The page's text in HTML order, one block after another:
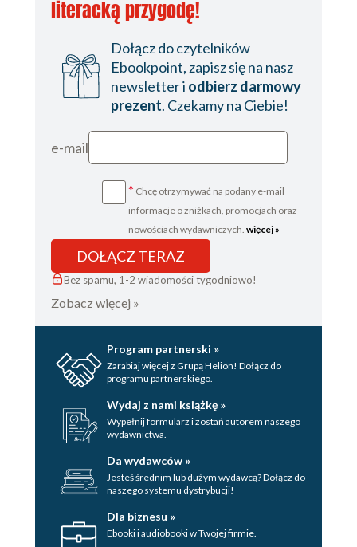
literacką przygodę!
Dołącz do czytelników
Ebookpoint, zapisz się na nasz
newsletter i odbierz darmowy
prezent. Czekamy na Ciebie!
e-mail
* Chcę otrzymywać na podany e-mail
informacje o zniżkach, promocjach oraz
nowościach wydawniczych. więcej »
DOŁĄCZ TERAZ
Bez spamu, 1-2 wiadomości tygodniowo!
Zobacz więcej »
Program partnerski »
Zarabiaj więcej z Grupą Helion! Dołącz do
programu partnerskiego.
Wydaj z nami książkę »
Wypełnij formularz i zostań autorem naszego
wydawnictwa.
Da wydawców »
Jesteś średnim lub dużym wydawcą? Dołącz do
naszego systemu dystrybucji!
Dla biznesu »
Ebooki i audiobooki w Twojej firmie.